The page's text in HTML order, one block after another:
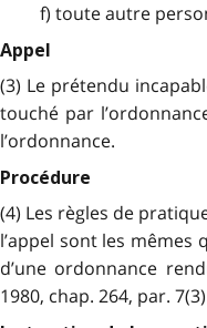
f) toute autre
Appel
(3) Le prétendu
touché par
l’ordonnance.
Procédure
(4) Les règles de
l’appel sont les mêmes
d’une ordonnance
1980, chap. 264, par.